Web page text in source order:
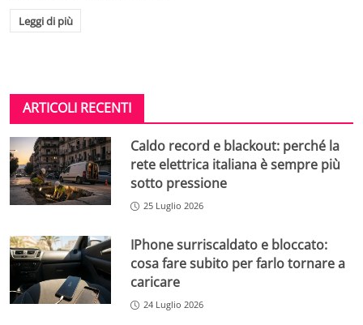
Leggi di più
ARTICOLI RECENTI
Caldo record e blackout: perché la
rete elettrica italiana è sempre più
sotto pressione
25 Luglio 2026
IPhone surriscaldato e bloccato:
cosa fare subito per farlo tornare a
caricare
24 Luglio 2026